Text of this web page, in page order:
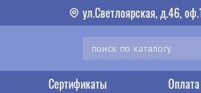
ул.Светлоярская, д.46,
Сертификаты Оплата